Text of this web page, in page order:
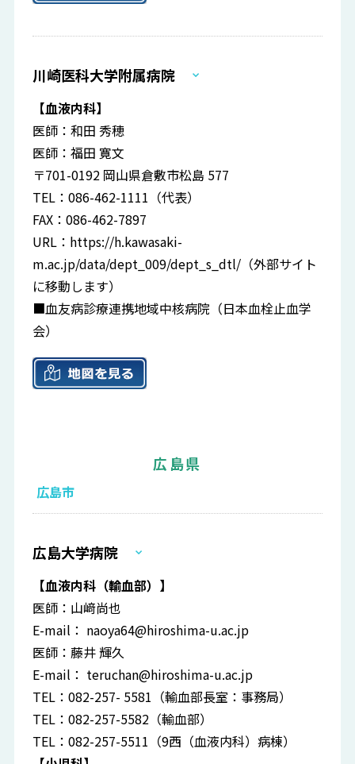
川崎医科大学附属病院
【血液内科】
医師：和田 秀穂
医師：福田 寛文
〒701-0192 岡山県倉敷市松島 577
TEL：086-462-1111（代表）
FAX：086-462-7897
URL： https://h.kawasaki-
m.ac.jp/data/dept_009/dept_s_dtl/ （外部サイト
に移動します）
■血友病診療連携地域中核病院（日本血栓止血学
会）
広島県
広島市
広島大学病院
【血液内科（輸血部）】
医師：山﨑尚也
E-mail： naoya64@hiroshima-u.ac.jp
医師：藤井 輝久
E-mail： teruchan@hiroshima-u.ac.jp
TEL：082-257- 5581（輸血部長室：事務局）
TEL：082-257-5582（輸血部）
TEL：082-257-5511（9西（血液内科）病棟）